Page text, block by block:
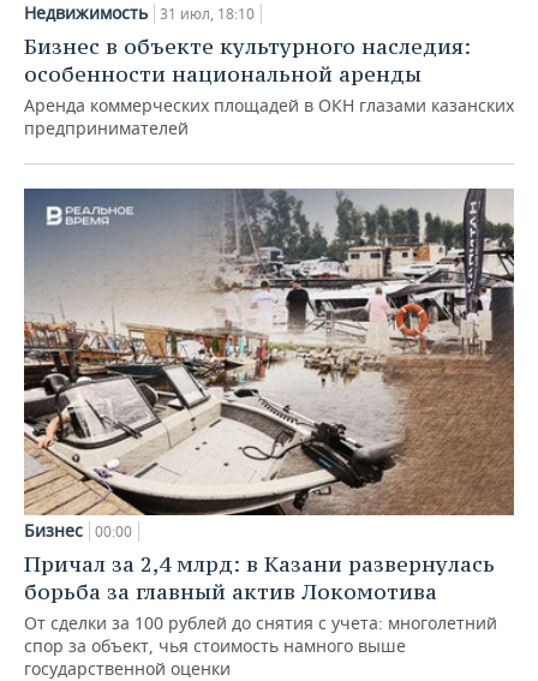
Недвижимость 31 июл, 18:10
Бизнес в объекте культурного наследия:
особенности национальной аренды
Аренда коммерческих площадей в ОКН глазами казанских
предпринимателей
Бизнес 00:00
Причал за 2,4 млрд: в Казани развернулась
борьба за главный актив Локомотива
От сделки за 100 рублей до снятия с учета: многолетний
спор за объект, чья стоимость намного выше
государственной оценки